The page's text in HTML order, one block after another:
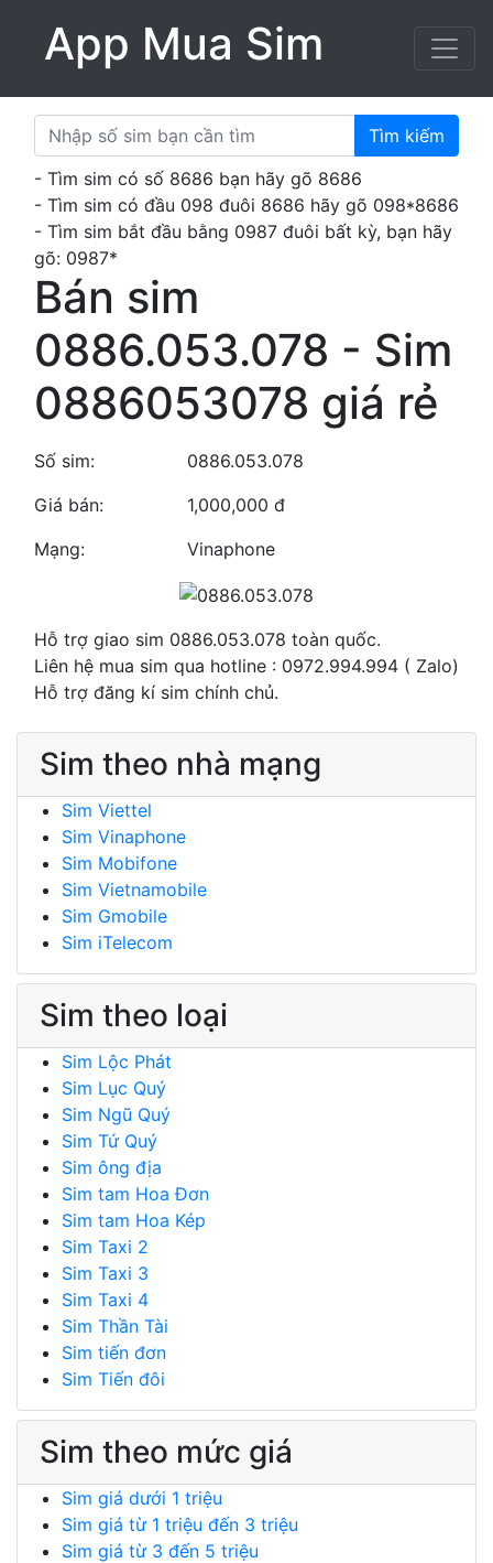
App Mua Sim
Tìm kiếm
- Tìm sim có số 8686 bạn hãy gõ 8686
- Tìm sim có đầu 098 đuôi 8686 hãy gõ 098*8686
- Tìm sim bắt đầu bằng 0987 đuôi bất kỳ, bạn hãy
gõ: 0987*
Bán sim
0886.053.078 - Sim
0886053078 giá rẻ
Số sim:
0886.053.078
Giá bán:
1,000,000 đ
Mạng:
Vinaphone
Hỗ trợ giao sim 0886.053.078 toàn quốc.
Liên hệ mua sim qua hotline : 0972.994.994 ( Zalo)
Hỗ trợ đăng kí sim chính chủ.
Sim theo nhà mạng
Sim Viettel
Sim Vinaphone
Sim Mobifone
Sim Vietnamobile
Sim Gmobile
Sim iTelecom
Sim theo loại
Sim Lộc Phát
Sim Lục Quý
Sim Ngũ Quý
Sim Tứ Quý
Sim ông địa
Sim tam Hoa Đơn
Sim tam Hoa Kép
Sim Taxi 2
Sim Taxi 3
Sim Taxi 4
Sim Thần Tài
Sim tiến đơn
Sim Tiến đôi
Sim theo mức giá
Sim giá dưới 1 triệu
Sim giá từ 1 triệu đến 3 triệu
Sim giá từ 3 đến 5 triệu